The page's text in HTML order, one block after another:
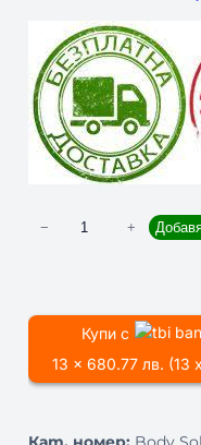
ч
с
− +
Купи с
13 x 680.77 лв. (13